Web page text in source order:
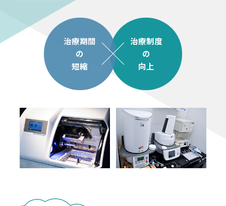
治療期間
の
短縮
治療制度
の
向上